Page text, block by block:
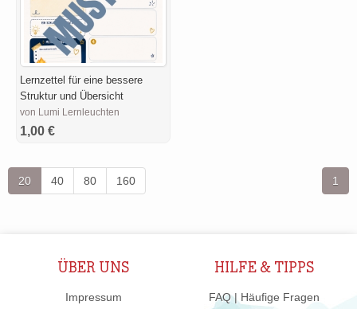
Lernzettel für eine bessere
Struktur und Übersicht
von Lumi Lernleuchten
1,00 €
20 40 80 160 1
ÜBER UNS
Impressum
HILFE & TIPPS
FAQ | Häufige Fragen